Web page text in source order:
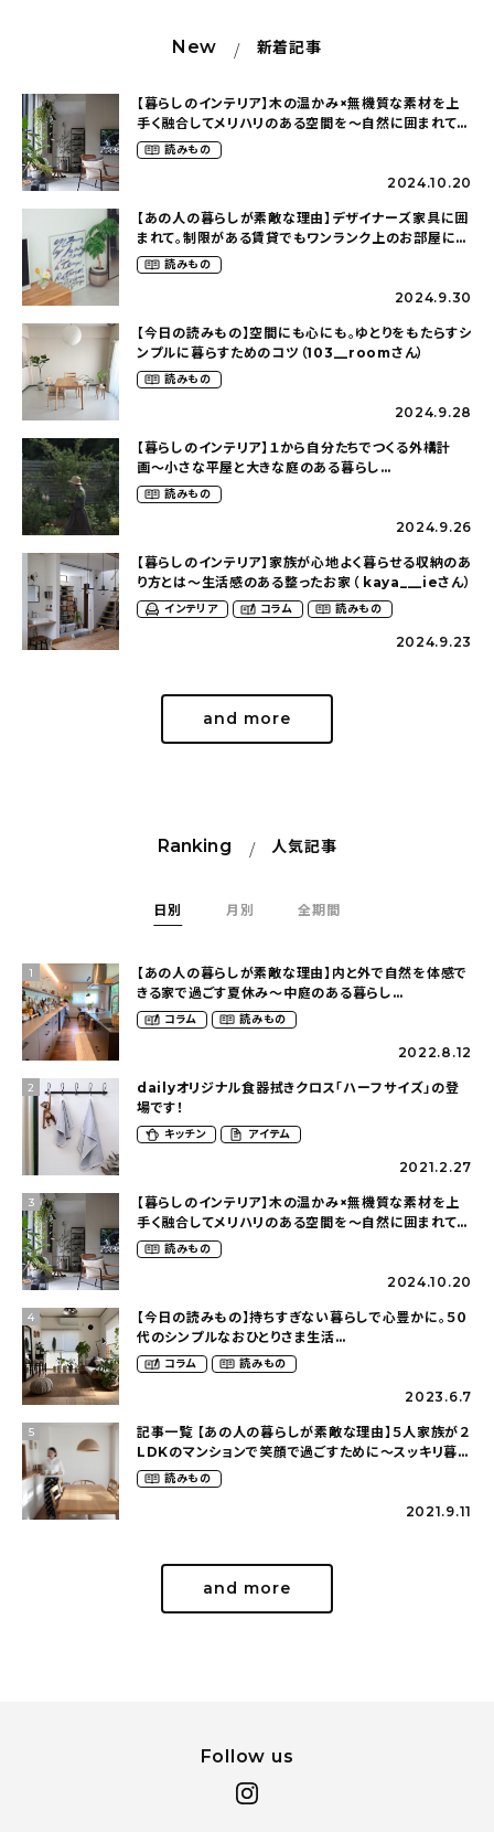
New 新着記事
【暮らしのインテリア】木の温かみ×無機質な素材を上
手く融合してメリハリのある空間を〜自然に囲まれて暮
らす（ki_no_ieさん）
読みもの
2024.10.20
【あの人の暮らしが素敵な理由】デザイナーズ家具に囲
まれて。制限がある賃貸でもワンランク上のお部屋に〜
狭くても好きな暮らしのこと（_____chika708さん）
読みもの
2024.9.30
【今日の読みもの】空間にも心にも。ゆとりをもたらすシ
ンプルに暮らすためのコツ（103__roomさん）
読みもの
2024.9.28
【暮らしのインテリア】１から自分たちでつくる外構計
画〜小さな平屋と大きな庭のある暮らし
（tsumikiniwaさん）
読みもの
2024.9.26
【暮らしのインテリア】家族が心地よく暮らせる収納のあ
り方とは〜生活感のある整ったお家（ kaya___ieさん）
インテリア コラム 読みもの
2024.9.23
and more
Ranking 人気記事
日別 月別 全期間
1
【あの人の暮らしが素敵な理由】内と外で自然を体感で
きる家で過ごす夏休み〜中庭のある暮らし
（yume_2700さん）
コラム 読みもの
2022.8.12
2
dailyオリジナル食器拭きクロス「ハーフサイズ」の登
場です！
キッチン アイテム
2021.2.27
3
【暮らしのインテリア】木の温かみ×無機質な素材を上
手く融合してメリハリのある空間を〜自然に囲まれて暮
らす（ki_no_ieさん）
読みもの
2024.10.20
4
【今日の読みもの】持ちすぎない暮らしで心豊かに。５０
代のシンプルなおひとりさま生活
（ohitorisama_kurasiさん）
コラム 読みもの
2023.6.7
5
記事一覧 【あの人の暮らしが素敵な理由】５人家族が２
LDKのマンションで笑顔で過ごすために〜スッキリ暮ら
す（hm_no.ieさん）
読みもの
2021.9.11
and more
Follow us